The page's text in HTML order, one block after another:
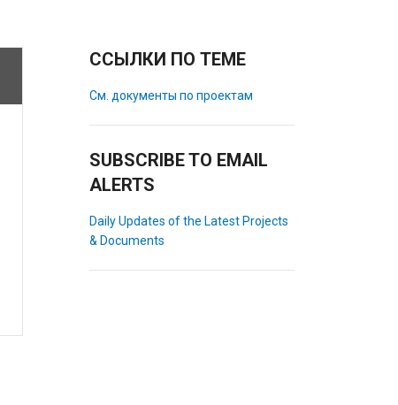
ССЫЛКИ ПО ТЕМЕ
См. документы по проектам
SUBSCRIBE TO EMAIL
ALERTS
Daily Updates of the Latest Projects
& Documents